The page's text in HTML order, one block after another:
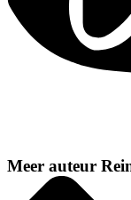
Meer auteur